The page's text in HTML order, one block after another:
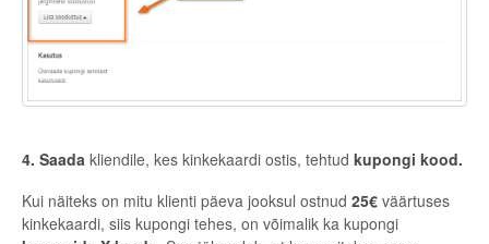
4. Saada kliendile, kes kinkekaardi ostis, tehtud kupongi kood.
Kui näiteks on mitu klienti päeva jooksul ostnud 25€ väärtuses
kinkekaardi, siis kupongi tehes, on võimalik ka kupongi